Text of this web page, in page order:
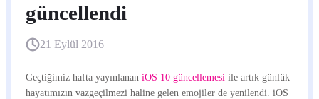
güncellendi
21 Eylül 2016
Geçtiğimiz hafta yayınlanan iOS 10 güncellemesi ile artık günlük
hayatımızın vazgeçilmezi haline gelen emojiler de yenilendi. iOS